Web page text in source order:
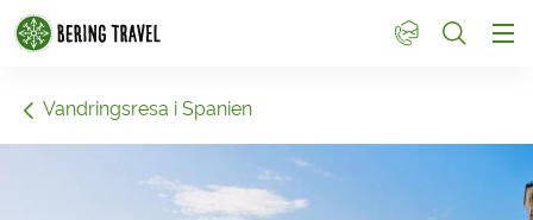
1
Vandringsresa i Spanien